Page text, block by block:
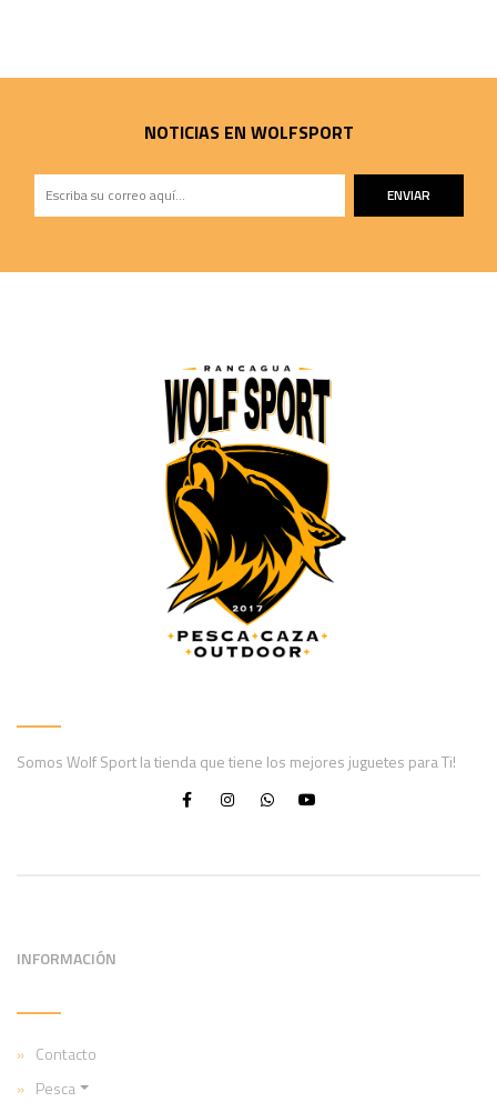
NOTICIAS EN WOLFSPORT
ENVIAR
Somos Wolf Sport la tienda que tiene los mejores juguetes para Ti!
INFORMACIÓN
Contacto
Pesca